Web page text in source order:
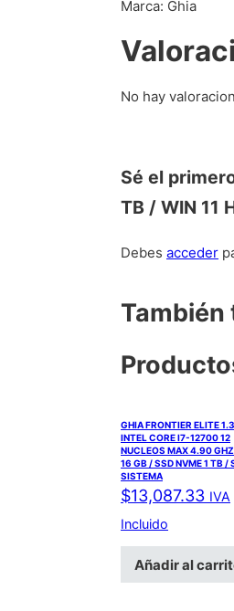
Marca: Ghia
No hay
Sé el
TB / WIN 11
Debes acceder
GHIA FRONTIER ELITE
INTEL CORE I7-12700 12
NUCLEOS MAX 4.90
16 GB / SSD NVME 1 TB /
SISTEMA
$13,087.33 IVA
Incluido
Añadir al